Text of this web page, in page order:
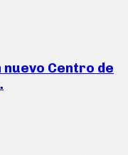
Centro de